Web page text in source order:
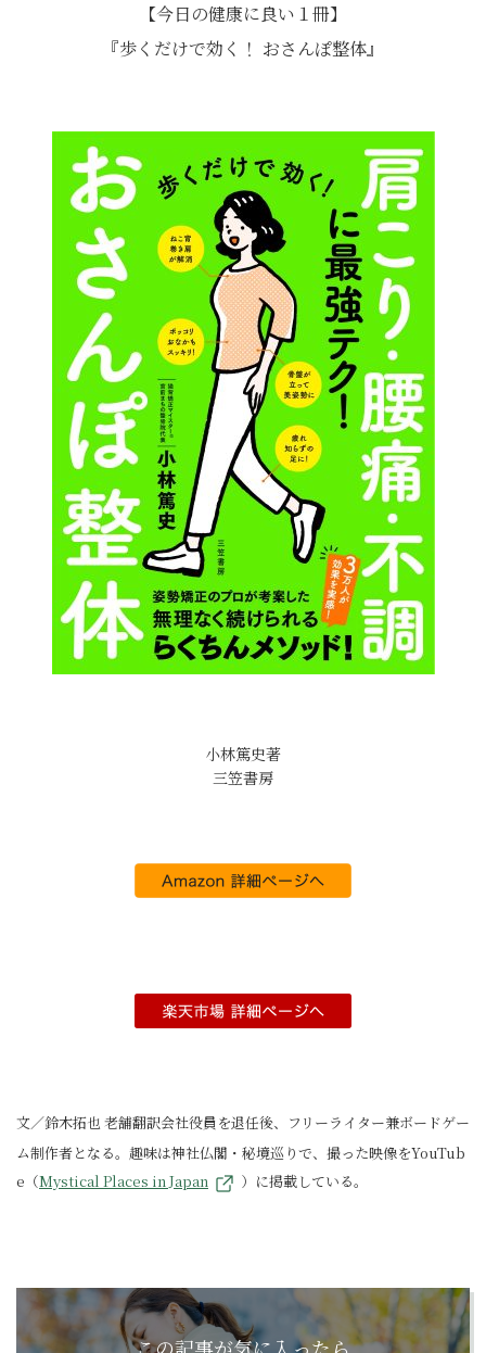
【今日の健康に良い１冊】
『歩くだけで効く！ おさんぽ整体』
小林篤史著
三笠書房
文／鈴木拓也 老舗翻訳会社役員を退任後、フリーライター兼ボードゲー
ム制作者となる。趣味は神社仏閣・秘境巡りで、撮った映像をYouTub
e（Mystical Places in Japan ）に掲載している。